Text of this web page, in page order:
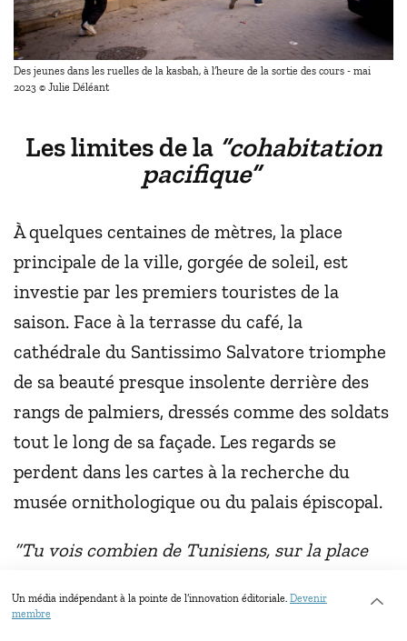
Des jeunes dans les ruelles de la kasbah, à l’heure de la sortie des cours - mai
2023 © Julie Déléant
Les limites de la “cohabitation
pacifique”
À quelques centaines de mètres, la place
principale de la ville, gorgée de soleil, est
investie par les premiers touristes de la
saison. Face à la terrasse du café, la
cathédrale du Santissimo Salvatore triomphe
de sa beauté presque insolente derrière des
rangs de palmiers, dressés comme des soldats
tout le long de sa façade. Les regards se
perdent dans les cartes à la recherche du
musée ornithologique ou du palais épiscopal.
“Tu vois combien de Tunisiens, sur la place
journaliste local.“Tu peux compter : aucun”.
Un média indépendant à la pointe de l’innovation éditoriale. Devenir
membre